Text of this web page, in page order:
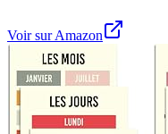
Voir sur Amazon